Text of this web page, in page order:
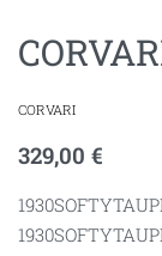
CORVARI
329,00 €